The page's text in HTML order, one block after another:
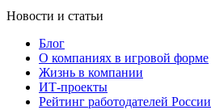
Новости и статьи
Блог
О компаниях в игровой форме
Жизнь в компании
ИТ-проекты
Рейтинг работодателей России